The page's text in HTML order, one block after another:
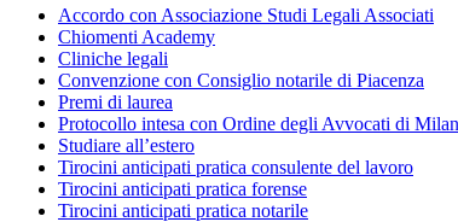
Accordo con Associazione Studi Legali Associati
Chiomenti Academy
Cliniche legali
Convenzione con Consiglio notarile di Piacenza
Premi di laurea
Protocollo intesa con Ordine degli Avvocati di
Studiare all’estero
Tirocini anticipati pratica consulente del lavoro
Tirocini anticipati pratica forense
Tirocini anticipati pratica notarile